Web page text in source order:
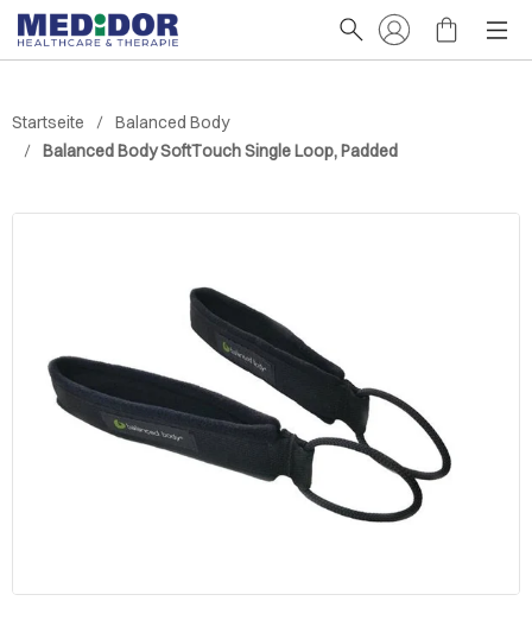
Startseite
Balanced Body
Balanced Body SoftTouch Single Loop, Padded